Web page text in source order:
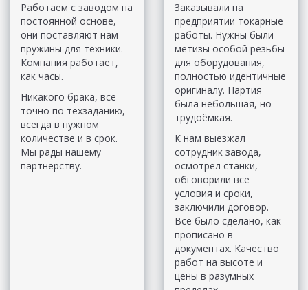
Работаем с заводом на
постоянной основе,
они поставляют нам
пружины для техники.
Компания работает,
как часы.
Никакого брака, все
точно по техзаданию,
всегда в нужном
количестве и в срок.
Мы рады нашему
партнёрству.
Заказывали на
предприятии токарные
работы. Нужны были
метизы особой резьбы
для оборудования,
полностью идентичные
оригиналу. Партия
была небольшая, но
трудоёмкая.
К нам выезжал
сотрудник завода,
осмотрел станки,
обговорили все
условия и сроки,
заключили договор.
Всё было сделано, как
прописано в
документах. Качество
работ на высоте и
цены в разумных